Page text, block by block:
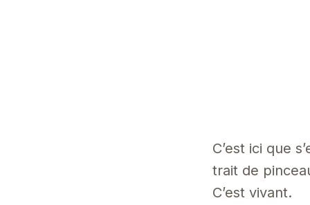
C’est ici que
trait de
C’est vivant.